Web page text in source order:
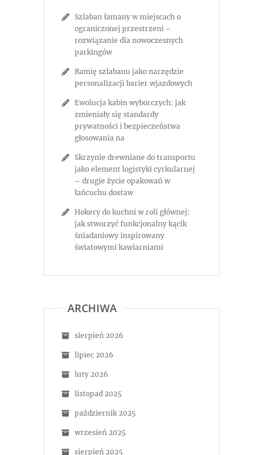
Szlaban łamany w miejscach o
ograniczonej przestrzeni –
rozwiązanie dla nowoczesnych
parkingów
Ramię szlabanu jako narzędzie
personalizacji barier wjazdowych
Ewolucja kabin wyborczych: jak
zmieniały się standardy
prywatności i bezpieczeństwa
głosowania na
Skrzynie drewniane do transportu
jako element logistyki cyrkularnej
– drugie życie opakowań w
łańcuchu dostaw
Hokery do kuchni w roli głównej:
jak stworzyć funkcjonalny kącik
śniadaniowy inspirowany
światowymi kawiarniami
ARCHIWA
sierpień 2026
lipiec 2026
luty 2026
listopad 2025
październik 2025
wrzesień 2025
sierpień 2025